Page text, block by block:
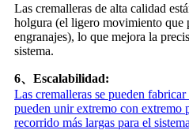
Las cremalleras de alta calidad
holgura (el ligero movimiento que
engranajes), lo que mejora la
sistema.
6、 Escalabilidad:
Las cremalleras se pueden
pueden unir extremo con extremo
recorrido más largas para el